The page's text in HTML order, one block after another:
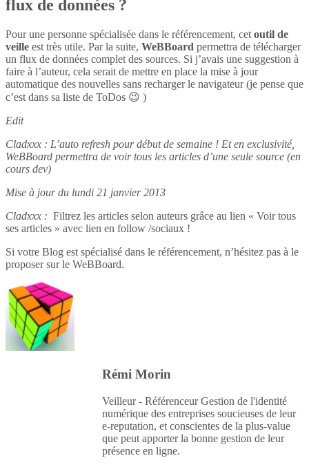
flux de données ?
Pour une personne spécialisée dans le référencement, cet outil de
veille est très utile. Par la suite, WeBBoard permettra de télécharger
un flux de données complet des sources. Si j’avais une suggestion à
faire à l’auteur, cela serait de mettre en place la mise à jour
automatique des nouvelles sans recharger le navigateur (je pense que
c’est dans sa liste de ToDos 😉 )
Edit
Cladxxx : L’auto refresh pour début de semaine ! Et en exclusivité,
WeBBoard permettra de voir tous les articles d’une seule source (en
cours dev)
Mise à jour du lundi 21 janvier 2013
Cladxxx : Filtrez les articles selon auteurs grâce au lien « Voir tous
ses articles » avec lien en follow /sociaux !
Si votre Blog est spécialisé dans le référencement, n’hésitez pas à le
proposer sur le WeBBoard.
Rémi Morin
Veilleur - Référenceur Gestion de l'identité
numérique des entreprises soucieuses de leur
e-reputation, et conscientes de la plus-value
que peut apporter la bonne gestion de leur
présence en ligne.